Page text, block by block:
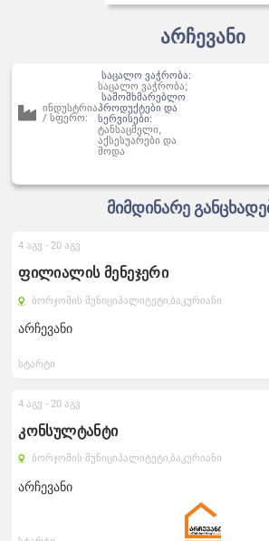
არჩევანი
ინდუსტრია
/ სფერო:
საცალო ვაჭრობა:
საცალო ვაჭრობა;
სამომხმარებლო
პროდუქტები და
სერვისები:
ტანსაცმელი,
აქსესუარები და
მოდა
მიმდინარე
ფილიალის მენეჯერი
ბორჯომის მუნიციპალიტეტი,ბაკურიანი
არჩევანი
4 აგვ -20 აგვ
სტარტი
კონსულტანტი
ბორჯომის მუნიციპალიტეტი,ბაკურიანი
არჩევანი
4 აგვ -20 აგვ